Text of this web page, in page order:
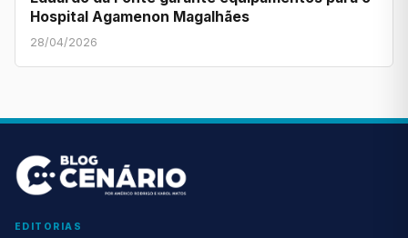
Hospital Agamenon Magalhães
28/04/2026
EDITORIAS